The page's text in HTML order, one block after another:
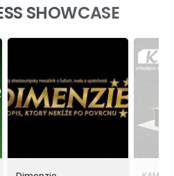
SHOWCASE